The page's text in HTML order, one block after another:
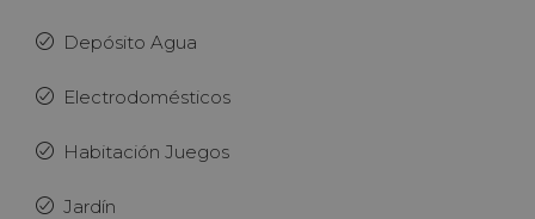
Depósito Agua
Electrodomésticos
Habitación Juegos
Jardín